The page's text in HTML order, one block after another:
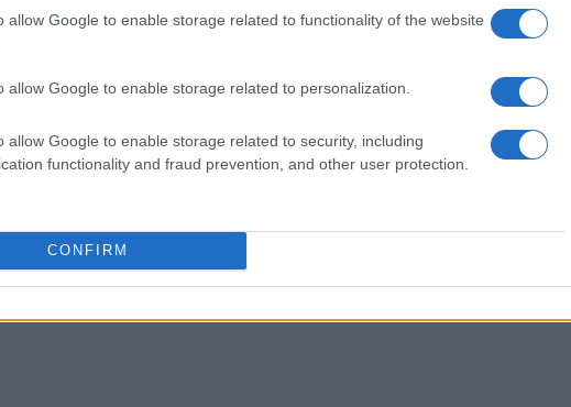
allow Google to enable storage related to functionality of the website
allow Google to enable storage related to personalization.
allow Google to enable storage related to security, including
functionality and fraud prevention, and other user protection.
CONFIRM
con singoli giocatori che attirano l’attenzione:
con una squadra proveniente dai
rende ogni partita cruciale, con possibili
rapidamente il volto della competizione.